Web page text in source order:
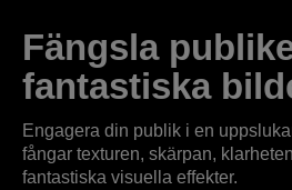
Fängsla
fantastiska
Engagera din publik i en
fångar texturen, skärpan,
fantastiska visuella effekter.